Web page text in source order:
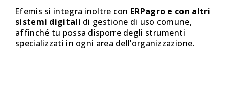
Efemis si integra inoltre con ERPagro e con altri
sistemi digitali di gestione di uso comune,
affinché tu possa disporre degli strumenti
specializzati in ogni area dell’organizzazione.